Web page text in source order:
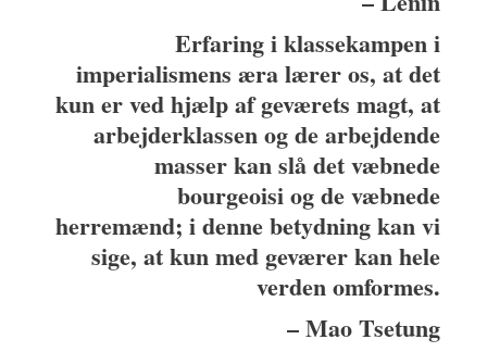
Erfaring i klassekampen i
imperialismens æra lærer os, at det
kun er ved hjælp af geværets magt, at
arbejderklassen og de arbejdende
masser kan slå det væbnede
bourgeoisi og de væbnede
herremænd; i denne betydning kan vi
sige, at kun med geværer kan hele
verden omformes.
– Mao Tsetung